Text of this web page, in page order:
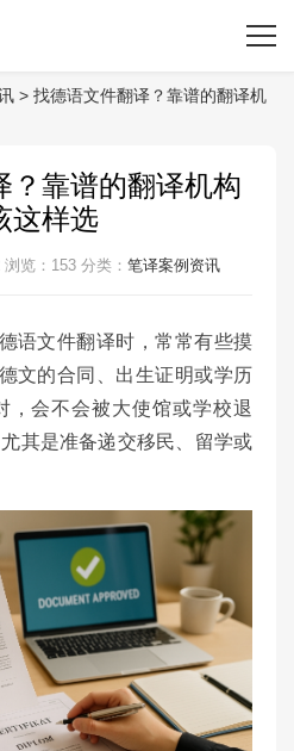
> 找德语文件翻译？靠谱的翻译机
？靠谱的翻译机构
这样选
浏览：153 分类： 笔译案例资讯
文件翻译时，常常有些摸
文的合同、出生证明或学历
，会不会被大使馆或学校退
其是准备递交移民、留学或